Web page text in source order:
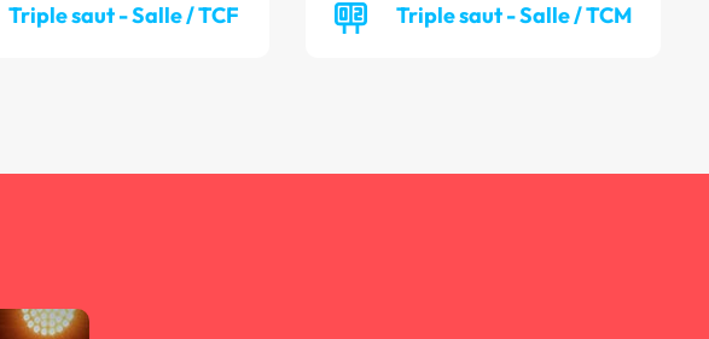
Triple saut - Salle / TCF Triple saut - Salle / TCM